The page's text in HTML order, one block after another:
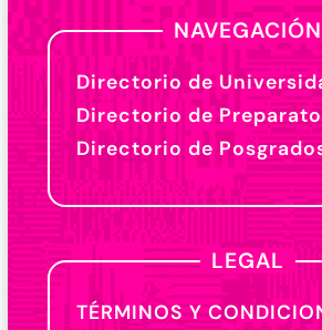
NAVEGACIÓN
Directorio de
Directorio de
Directorio de
LEGAL
TÉRMINOS Y